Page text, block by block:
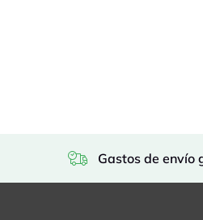
Gastos de envío